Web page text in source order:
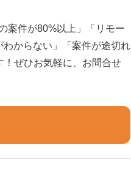
案件が80%以上」「リモー
わからない」「案件が途切れ
ぜひお気軽に、お問合せ